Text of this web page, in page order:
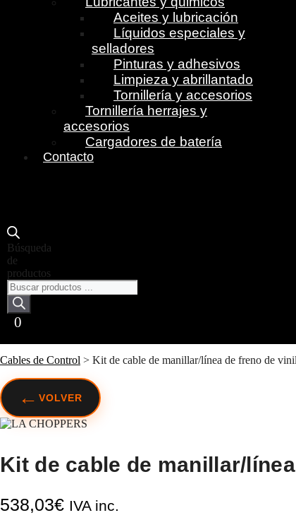
Cables de Control > Kit de cable de manillar/línea de freno de
Aceites y lubricación
Líquidos especiales y
selladores
Pinturas y adhesivos
Limpieza y abrillantado
Tornillería y accesorios
Tornillería herrajes y
accesorios
Cargadores de batería
Contacto
Búsqueda
de
productos
0
← VOLVER
Kit de cable de manillar/
538,03€ IVA inc.